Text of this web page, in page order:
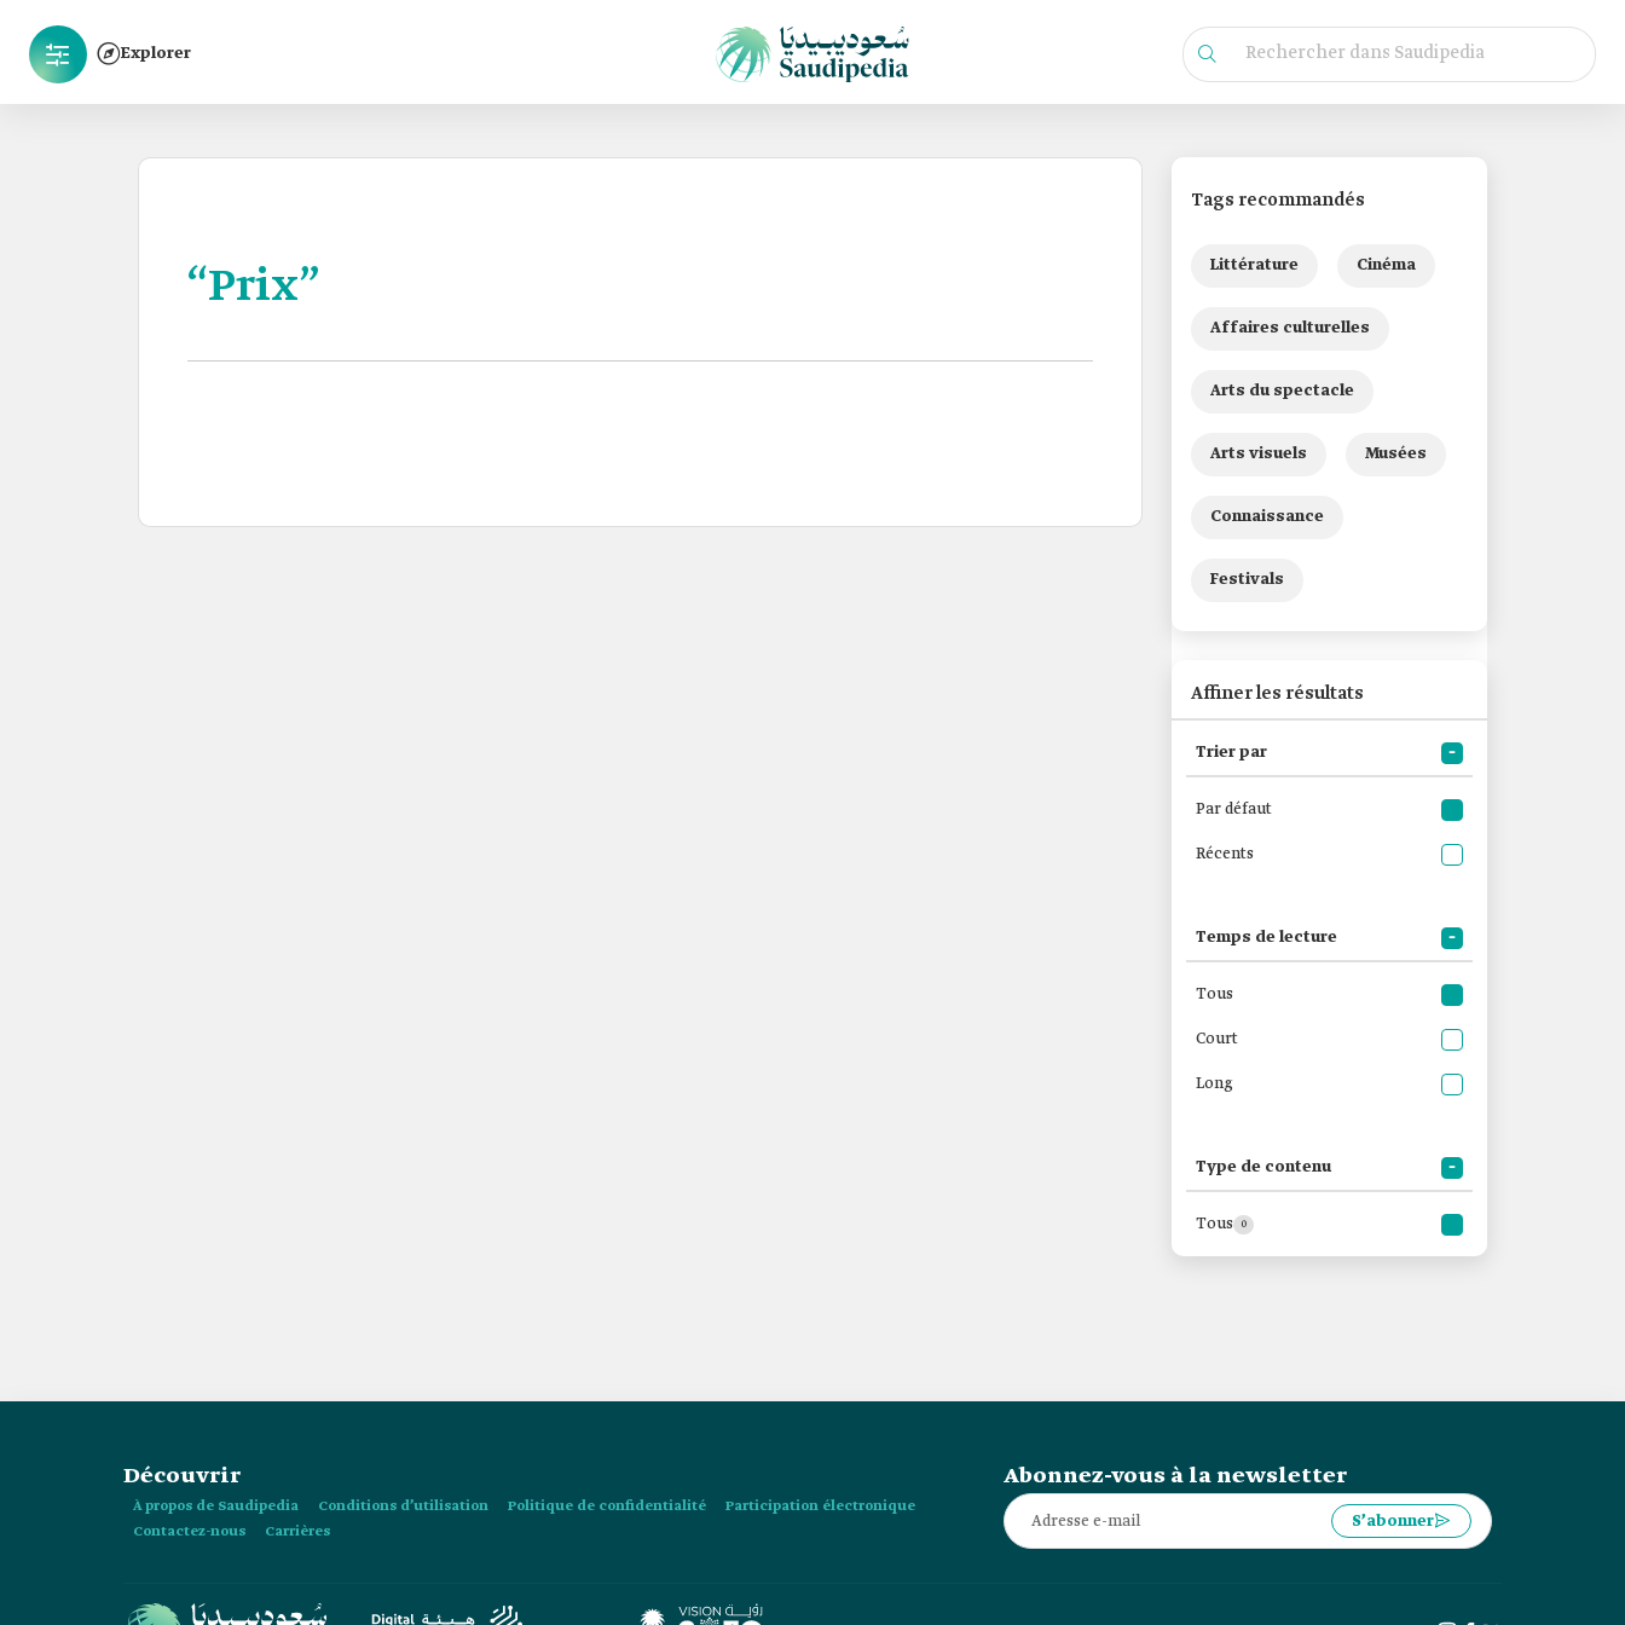
Explorer
“Prix”
Tags recommandés
Littérature Cinéma
Affaires culturelles
Arts du spectacle
Arts visuels Musées
Connaissance
Festivals
Affiner les résultats
Trier par
Par défaut
Récents
Temps de lecture
Tous
Court
Long
Type de contenu
Tous 0
Découvrir
À propos de Saudipedia Conditions d’utilisation Politique de confidentialité
Participation électronique
Contactez-nous
Carrières
Abonnez-vous à la newsletter
S’abonner